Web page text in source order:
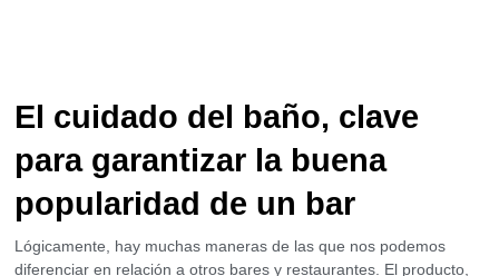
El cuidado del baño, clave
para garantizar la buena
popularidad de un bar
Lógicamente, hay muchas maneras de las que nos podemos
diferenciar en relación a otros bares y restaurantes. El producto,